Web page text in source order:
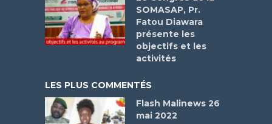
SOMASAP, Pr.
Fatou Diawara
présente les
objectifs et les
activités
LES PLUS COMMENTÉS
Flash Malinews 26
mai 2022